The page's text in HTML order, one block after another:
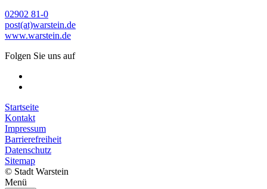
02902 81-0
post(at)warstein.de
www.warstein.de
Folgen Sie uns auf
Startseite
Kontakt
Impressum
Barrierefreiheit
Datenschutz
Sitemap
© Stadt Warstein
Menü